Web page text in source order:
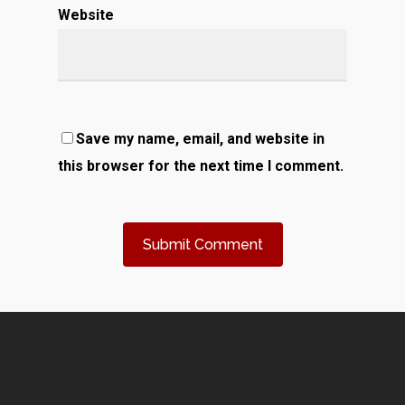
Website
Save my name, email, and website in
this browser for the next time I comment.